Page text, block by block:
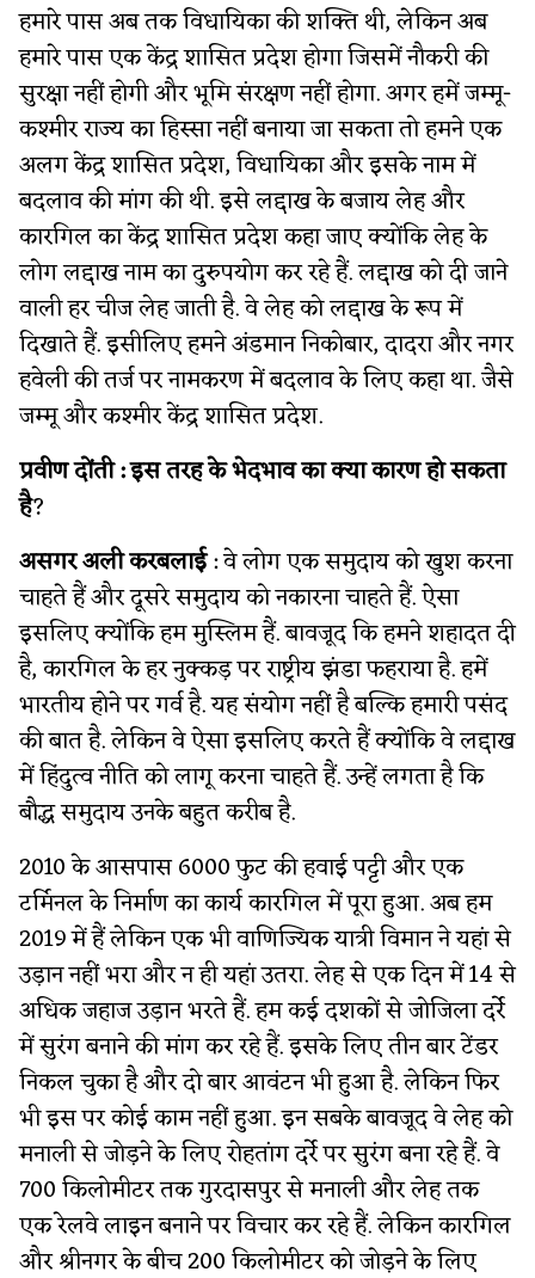
हमारे पास अब तक विधायिका की शक्ति थी, लेकिन अब
हमारे पास एक केंद्र शासित प्रदेश होगा जिसमें नौकरी की
सुरक्षा नहीं होगी और भूमि संरक्षण नहीं होगा. अगर हमें जम्मू-
कश्मीर राज्य का हिस्सा नहीं बनाया जा सकता तो हमने एक
अलग केंद्र शासित प्रदेश, विधायिका और इसके नाम में
बदलाव की मांग की थी. इसे लद्दाख के बजाय लेह और
कारगिल का केंद्र शासित प्रदेश कहा जाए क्योंकि लेह के
लोग लद्दाख नाम का दुरुपयोग कर रहे हैं. लद्दाख को दी जाने
वाली हर चीज लेह जाती है. वे लेह को लद्दाख के रूप में
दिखाते हैं. इसीलिए हमने अंडमान निकोबार, दादरा और नगर
हवेली की तर्ज पर नामकरण में बदलाव के लिए कहा था. जैसे
जम्मू और कश्मीर केंद्र शासित प्रदेश.
प्रवीण दोंती : इस तरह के भेदभाव का क्या कारण हो सकता
है?
असगर अली करबलाई:वे लोग एक समुदाय को खुश करना
चाहते हैं और दूसरे समुदाय को नकारना चाहते हैं. ऐसा
इसलिए क्योंकि हम मुस्लिम हैं. बावजूद कि हमने शहादत दी
है,कारगिल के हर नुक्कड़ पर राष्ट्रीय झंडा फहराया है. हमें
भारतीय होने पर गर्व है. यह संयोग नहीं हैबल्कि हमारी पसंद
की बात है. लेकिन वे ऐसा इसलिए करते हैं क्योंकि वे लद्दाख
में हिंदुत्व नीति को लागू करना चाहते हैं. उन्हें लगता है कि
बौद्ध समुदाय उनके बहुत करीब है.
2010 के आसपास 6000 फुट की हवाई पट्टी और एक
टर्मिनल के निर्माण का कार्य कारगिल में पूरा हुआ. अब हम
2019 में हैं लेकिन एक भी वाणिज्यिक यात्री विमान ने यहां से
उड़ान नहीं भरा और न ही यहां उतरा. लेह से एक दिन में 14 से
अधिक जहाज उड़ान भरते हैं. हम कई दशकों से जोजिला दर्रे
में सुरंग बनाने की मांग कर रहे हैं. इसके लिए तीन बार टेंडर
निकल चुका है और दो बार आवंटन भी हुआ है. लेकिन फिर
भी इस पर कोई काम नहीं हुआ. इन सबके बावजूद वे लेह को
मनाली से जोड़ने के लिए रोहतांग दर्रे पर सुरंग बना रहे हैं. वे
700 किलोमीटर तक गुरदासपुर से मनाली और लेह तक
एक रेलवे लाइन बनाने पर विचार कर रहे हैं. लेकिन कारगिल
और श्रीनगर के बीच 200 किलोमीटर को जोड़ने के लिए